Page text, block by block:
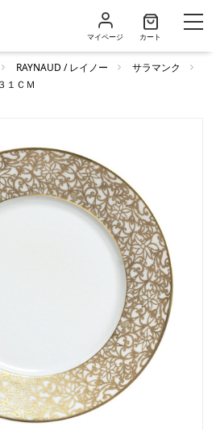
マイページ カート
RAYNAUD / レイノー
サラマンク
１ＣＭ